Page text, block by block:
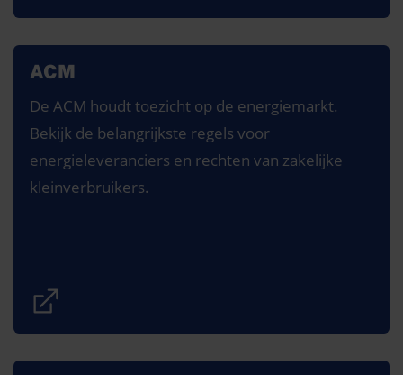
ACM
De ACM houdt toezicht op de energiemarkt.
Bekijk de belangrijkste regels voor
energieleveranciers en rechten van zakelijke
kleinverbruikers.